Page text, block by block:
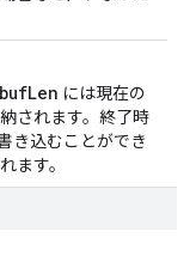
bufLen には現在の
されます。終了時
き込むことができ
ます。